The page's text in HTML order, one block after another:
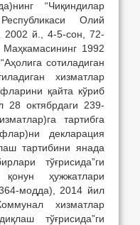
“Чиқиндилар
Олий
2002 й., 4-5-сон, 72-
1992
сотиладиган
хизматлар
қайта кўриб
28 октябрдаги 239-
тартибга
декларация
тартибини янада
тўғрисида”ги
қонун ҳужжатлари
модда), 2014 йил
хизматлар
тўғрисида”ги